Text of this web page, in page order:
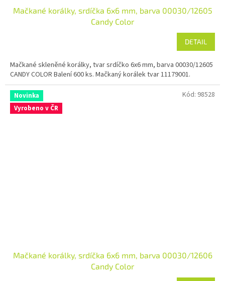
Mačkané korálky, srdíčka 6x6 mm, barva 00030/12605
Candy Color
DETAIL
Mačkané skleněné korálky, tvar srdíčko 6x6 mm, barva 00030/12605
CANDY COLOR Balení 600 ks. Mačkaný korálek tvar 11179001.
Novinka
Vyrobeno v ČR
Mačkané korálky, srdíčka 6x6 mm, barva 00030/12606
Candy Color
Kód: 98528